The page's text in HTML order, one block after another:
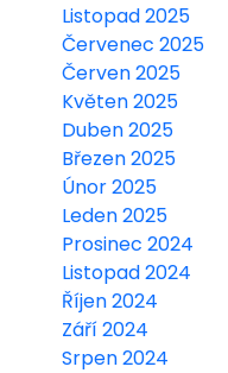
Listopad 2025
Červenec 2025
Červen 2025
Květen 2025
Duben 2025
Březen 2025
Únor 2025
Leden 2025
Prosinec 2024
Listopad 2024
Říjen 2024
Září 2024
Srpen 2024